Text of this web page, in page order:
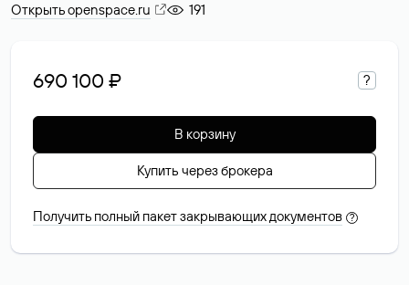
Открыть openspace.ru 191
690 100 ₽ ?
В корзину
Купить через брокера
Получить полный пакет закрывающих документов ?